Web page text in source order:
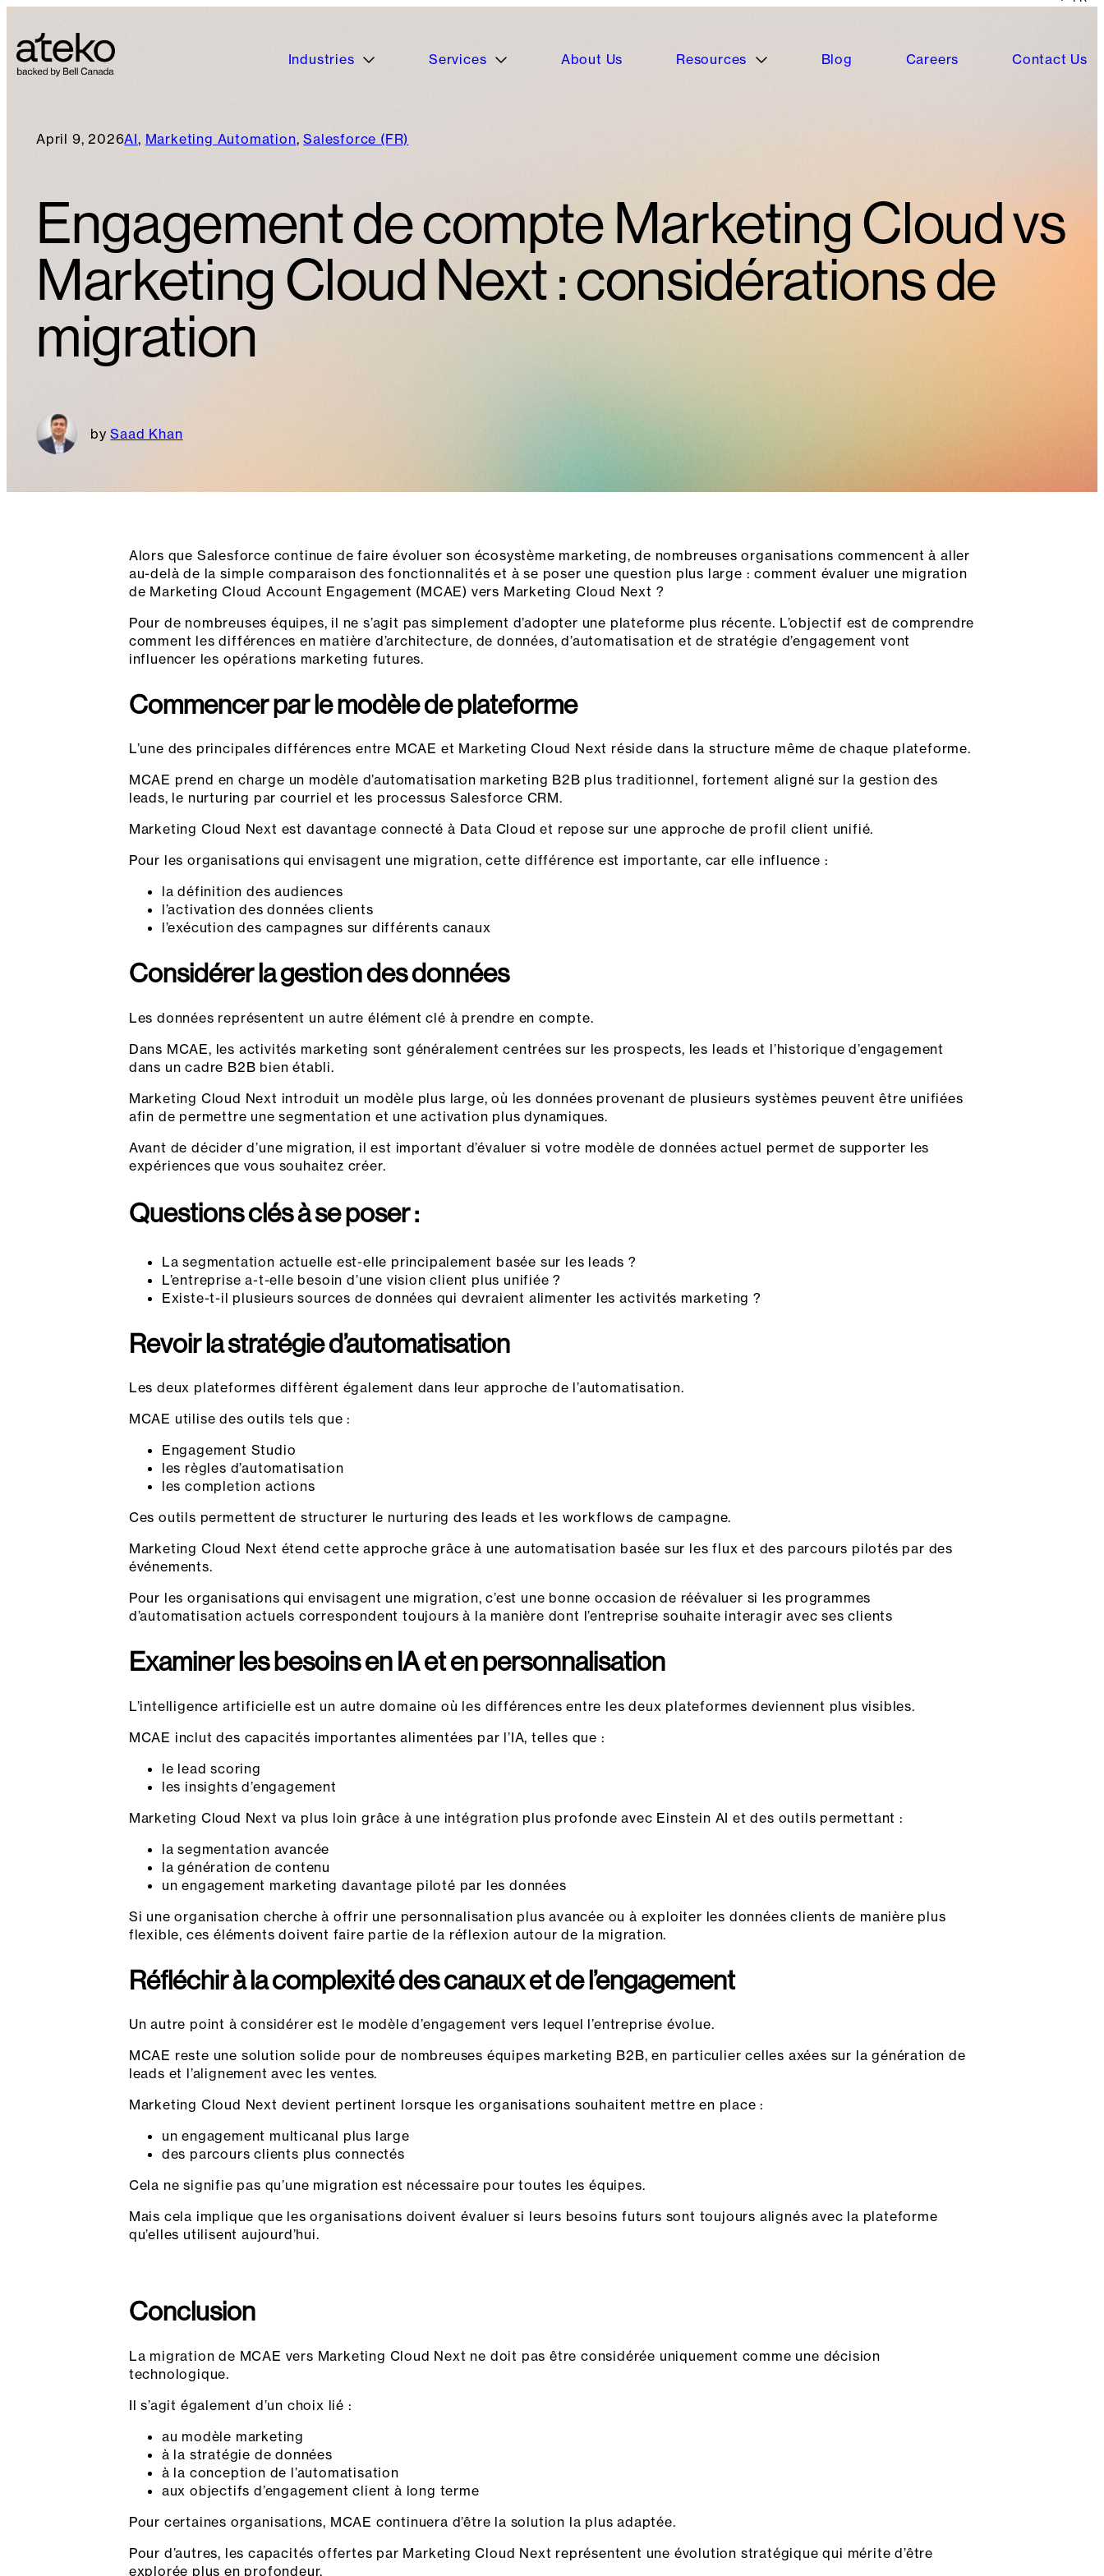
Industries Services About Us Resources Blog Careers Contact Us
April 9, 2026AI, Marketing Automation, Salesforce (FR)
Engagement de compte Marketing Cloud vs
Marketing Cloud Next : considérations de
migration
Saad Khan
Alors que Salesforce continue de faire évoluer son écosystème marketing, de nombreuses organisations commencent à aller
au-delà de la simple comparaison des fonctionnalités et à se poser une question plus large : comment évaluer une migration
de Marketing Cloud Account Engagement (MCAE) vers Marketing Cloud Next ?
Pour de nombreuses équipes, il ne s’agit pas simplement d’adopter une plateforme plus récente. L’objectif est de comprendre
comment les différences en matière d’architecture, de données, d’automatisation et de stratégie d’engagement vont
influencer les opérations marketing futures.
Commencer par le modèle de plateforme
L’une des principales différences entre MCAE et Marketing Cloud Next réside dans la structure même de chaque plateforme.
MCAE prend en charge un modèle d’automatisation marketing B2B plus traditionnel, fortement aligné sur la gestion des
leads, le nurturing par courriel et les processus Salesforce CRM.
Marketing Cloud Next est davantage connecté à Data Cloud et repose sur une approche de profil client unifié.
Pour les organisations qui envisagent une migration, cette différence est importante, car elle influence :
la définition des audiences
l’activation des données clients
l’exécution des campagnes sur différents canaux
Considérer la gestion des données
Les données représentent un autre élément clé à prendre en compte.
Dans MCAE, les activités marketing sont généralement centrées sur les prospects, les leads et l’historique d’engagement
dans un cadre B2B bien établi.
Marketing Cloud Next introduit un modèle plus large, où les données provenant de plusieurs systèmes peuvent être unifiées
afin de permettre une segmentation et une activation plus dynamiques.
Avant de décider d’une migration, il est important d’évaluer si votre modèle de données actuel permet de supporter les
expériences que vous souhaitez créer.
Questions clés à se poser :
La segmentation actuelle est-elle principalement basée sur les leads ?
L’entreprise a-t-elle besoin d’une vision client plus unifiée ?
Existe-t-il plusieurs sources de données qui devraient alimenter les activités marketing ?
Revoir la stratégie d’automatisation
Les deux plateformes diffèrent également dans leur approche de l’automatisation.
MCAE utilise des outils tels que :
Engagement Studio
les règles d’automatisation
les completion actions
Ces outils permettent de structurer le nurturing des leads et les workflows de campagne.
Marketing Cloud Next étend cette approche grâce à une automatisation basée sur les flux et des parcours pilotés par des
événements.
Pour les organisations qui envisagent une migration, c’est une bonne occasion de réévaluer si les programmes
d’automatisation actuels correspondent toujours à la manière dont l’entreprise souhaite interagir avec ses clients
Examiner les besoins en IA et en personnalisation
L’intelligence artificielle est un autre domaine où les différences entre les deux plateformes deviennent plus visibles.
MCAE inclut des capacités importantes alimentées par l’IA, telles que :
le lead scoring
les insights d’engagement
Marketing Cloud Next va plus loin grâce à une intégration plus profonde avec Einstein AI et des outils permettant :
la segmentation avancée
la génération de contenu
un engagement marketing davantage piloté par les données
Si une organisation cherche à offrir une personnalisation plus avancée ou à exploiter les données clients de manière plus
flexible, ces éléments doivent faire partie de la réflexion autour de la migration.
Réfléchir à la complexité des canaux et de l’engagement
Un autre point à considérer est le modèle d’engagement vers lequel l’entreprise évolue.
MCAE reste une solution solide pour de nombreuses équipes marketing B2B, en particulier celles axées sur la génération de
leads et l’alignement avec les ventes.
Marketing Cloud Next devient pertinent lorsque les organisations souhaitent mettre en place :
un engagement multicanal plus large
des parcours clients plus connectés
Cela ne signifie pas qu’une migration est nécessaire pour toutes les équipes.
Mais cela implique que les organisations doivent évaluer si leurs besoins futurs sont toujours alignés avec la plateforme
qu’elles utilisent aujourd’hui.
Conclusion
La migration de MCAE vers Marketing Cloud Next ne doit pas être considérée uniquement comme une décision
technologique.
Il s’agit également d’un choix lié :
au modèle marketing
à la stratégie de données
à la conception de l’automatisation
aux objectifs d’engagement client à long terme
Pour certaines organisations, MCAE continuera d’être la solution la plus adaptée.
Pour d’autres, les capacités offertes par Marketing Cloud Next représentent une évolution stratégique qui mérite d’être
explorée plus en profondeur.